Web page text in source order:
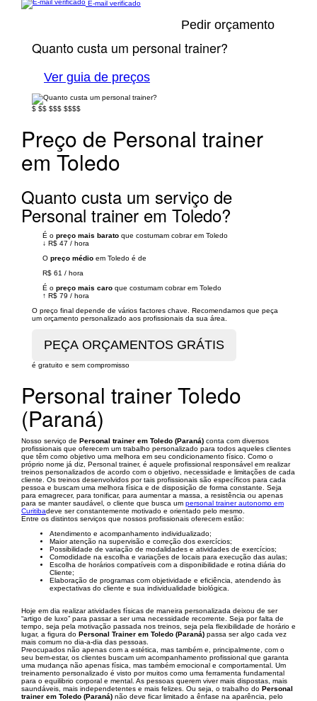
E-mail verificado
Pedir orçamento
Quanto custa um personal trainer?
Ver guia de preços
$ $$ $$$ $$$$
Preço de Personal trainer
em Toledo
Quanto custa um serviço de
Personal trainer em Toledo?
É o preço mais barato que costumam cobrar em Toledo
↓ R$ 47 / hora
O preço médio em Toledo é de
R$ 61 / hora
É o preço mais caro que costumam cobrar em Toledo
↑ R$ 79 / hora
O preço final depende de vários factores chave. Recomendamos que peça
um orçamento personalizado aos profissionais da sua área.
é gratuito e sem compromisso
Personal trainer Toledo
(Paraná)
Nosso serviço de Personal trainer em Toledo (Paraná) conta com diversos
profissionais que oferecem um trabalho personalizado para todos aqueles clientes
que têm como objetivo uma melhora em seu condicionamento físico. Como o
próprio nome já diz, Personal trainer, é aquele profissional responsável em realizar
treinos personalizados de acordo com o objetivo, necessidade e limitações de cada
cliente. Os treinos desenvolvidos por tais profissionais são específicos para cada
pessoa e buscam uma melhora física e de disposição de forma constante. Seja
para emagrecer, para tonificar, para aumentar a massa, a resistência ou apenas
para se manter saudável, o cliente que busca um personal trainer autonomo em
Curitibadeve ser constantemente motivado e orientado pelo mesmo.
Entre os distintos serviços que nossos profissionais oferecem estão:
Atendimento e acompanhamento individualizado;
Maior atenção na supervisão e correção dos exercícios;
Possibilidade de variação de modalidades e atividades de exercícios;
Comodidade na escolha e variações de locais para execução das aulas;
Escolha de horários compatíveis com a disponibilidade e rotina diária do
Cliente;
Elaboração de programas com objetividade e eficiência, atendendo às
expectativas do cliente e sua individualidade biológica.
Hoje em dia realizar atividades físicas de maneira personalizada deixou de ser
“artigo de luxo” para passar a ser uma necessidade recorrente. Seja por falta de
tempo, seja pela motivação passada nos treinos, seja pela flexibilidade de horário e
lugar, a figura do Personal Trainer em Toledo (Paraná) passa ser algo cada vez
mais comum no dia-a-dia das pessoas.
Preocupados não apenas com a estética, mas também e, principalmente, com o
seu bem-estar, os clientes buscam um acompanhamento profissional que garanta
uma mudança não apenas física, mas também emocional e comportamental. Um
treinamento personalizado é visto por muitos como uma ferramenta fundamental
para o equilibrio corporal e mental. As pessoas querem viver mais dispostas, mais
saundáveis, mais independetentes e mais felizes. Ou seja, o trabalho do Personal
trainer em Toledo (Paraná) não deve ficar limitado a ênfase na aparência, pelo